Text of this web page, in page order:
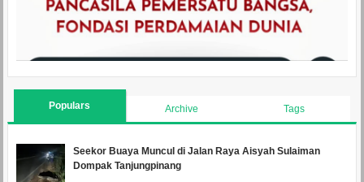
Populars Archive Tags
Seekor Buaya Muncul di Jalan Raya Aisyah Sulaiman
Dompak Tanjungpinang